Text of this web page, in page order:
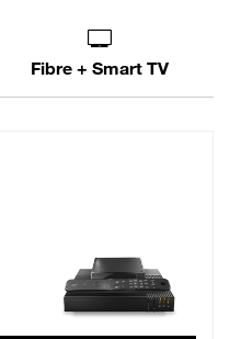
Fibre + Smart TV
Lite Fibre